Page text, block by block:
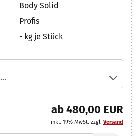
Body Solid
Profis
- kg je Stück
ab 480,00 EUR
inkl. 19% MwSt. zzgl. Versand